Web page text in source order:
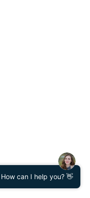
How can I help you? 👋